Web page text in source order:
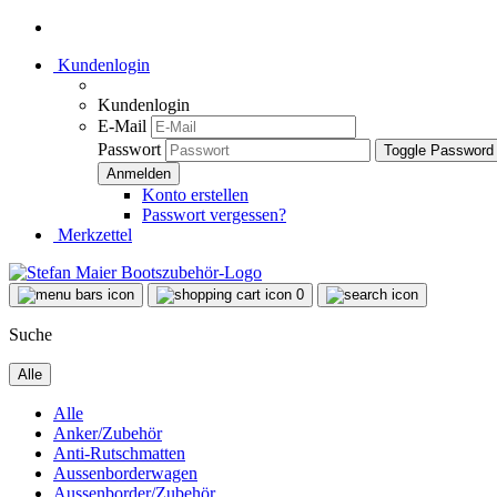
Kundenlogin
Kundenlogin
E-Mail
Passwort
Toggle
Konto erstellen
Passwort vergessen?
Merkzettel
0
Suche
Alle
Alle
Anker/Zubehör
Anti-Rutschmatten
Aussenborderwagen
Aussenborder/Zubehör